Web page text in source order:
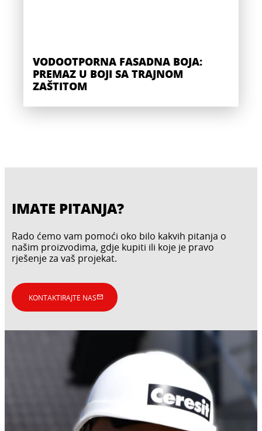
VODOOTPORNA FASADNA BOJA:
PREMAZ U BOJI SA TRAJNOM
ZAŠTITOM
IMATE PITANJA?
Rado ćemo vam pomoći oko bilo kakvih pitanja o
našim proizvodima, gdje kupiti ili koje je pravo
rješenje za vaš projekat.
KONTAKTIRAJTE NAS